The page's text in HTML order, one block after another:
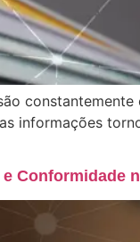
informações
Conformidade